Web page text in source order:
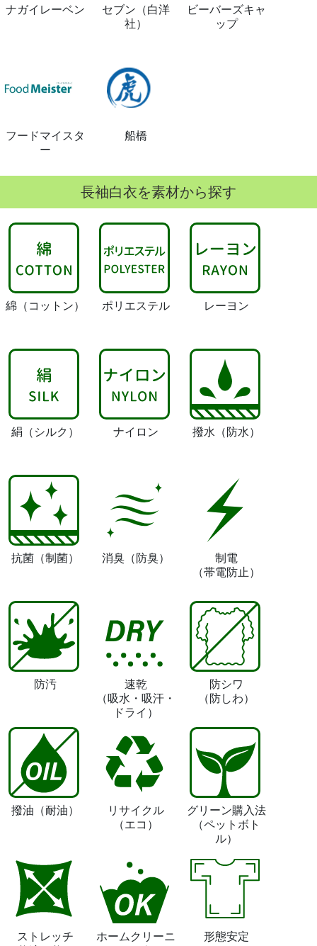
ナガイレーベン
セブン（白洋
社）
ビーバーズキャ
ップ
フードマイスタ
ー
船橋
長袖白衣を素材から探す
綿 （コットン） ポリエステル レーヨン
絹 （シルク） ナイロン 撥水 （防水）
抗菌 （制菌） 消臭 （防臭）
制電
（帯電防止）
防汚
速乾
（吸水・吸汗・
ドライ）
防シワ
（防しわ）
撥油 （耐油）
リサイクル
（エコ）
グリーン購入法
（ペットボト
ル）
ストレッチ
ホームクリーニ
形態安定